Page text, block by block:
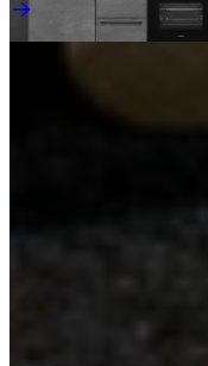
Direct leverbaar